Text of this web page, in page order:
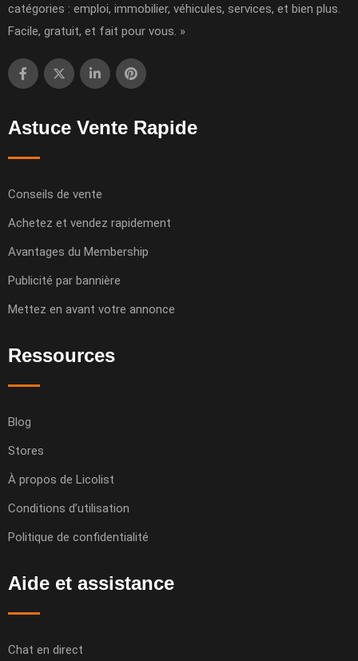
catégories : emploi, immobilier, véhicules, services, et bien plus.
Facile, gratuit, et fait pour vous. »
Astuce Vente Rapide
Conseils de vente
Achetez et vendez rapidement
Avantages du Membership
Publicité par bannière
Mettez en avant votre annonce
Ressources
Blog
Stores
À propos de Licolist
Conditions d’utilisation
Politique de confidentialité
Aide et assistance
Chat en direct